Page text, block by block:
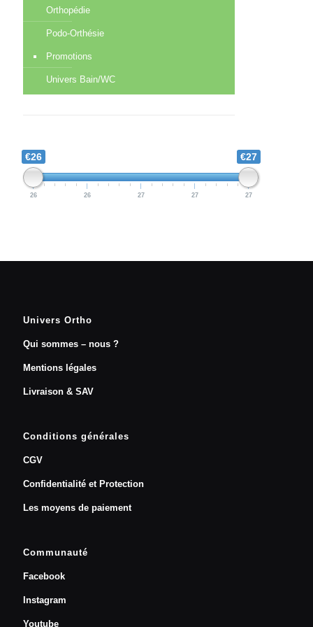
Orthopédie
Podo-Orthésie
Promotions
Univers Bain/WC
€26 €27
26 26 27 27 27
Univers Ortho
Qui sommes – nous ?
Mentions légales
Livraison & SAV
Conditions générales
CGV
Confidentialité et Protection
Les moyens de paiement
Communauté
Facebook
Instagram
Youtube